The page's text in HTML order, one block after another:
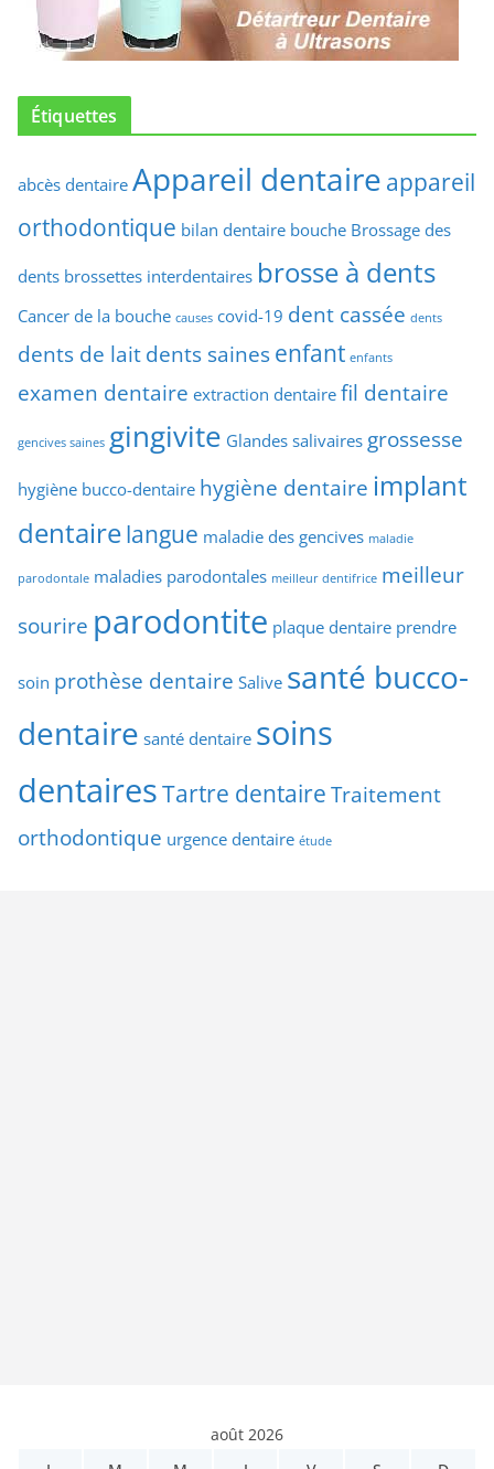
Étiquettes
abcès dentaire Appareil dentaire appareil
orthodontique bilan dentaire bouche Brossage des
dents brossettes interdentaires brosse à dents
Cancer de la bouche causes covid-19 dent cassée dents
dents de lait dents saines enfant enfants
examen dentaire extraction dentaire fil dentaire
gencives saines gingivite Glandes salivaires grossesse
hygiène bucco-dentaire hygiène dentaire implant
dentairelangue maladie des gencives maladie
parodontale maladies parodontales meilleur dentifrice meilleur
sourire parodontite plaque dentaire prendre
soin prothèse dentaire Salive santé bucco-
dentaire santé dentaire soins
dentairesTartre dentaire Traitement
orthodontique urgence dentaire étude
août 2026